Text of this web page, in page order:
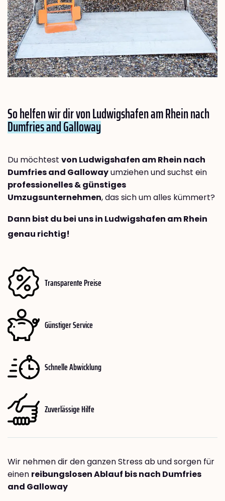
So helfen wir dir von Ludwigshafen am Rhein nach
Dumfries and Galloway
Du möchtest von Ludwigshafen am Rhein nach
Dumfries and Gallowayumziehen und suchst ein
professionelles & günstiges
Umzugsunternehmen, das sich um alles kümmert?
Dann bist du bei uns in Ludwigshafen am Rhein
genau richtig!
Transparente Preise
Günstiger Service
Schnelle Abwicklung
Zuverlässige Hilfe
Wir nehmen dir den ganzen Stress ab und sorgen für
einen reibungslosen Ablauf bis nach Dumfries
and Galloway